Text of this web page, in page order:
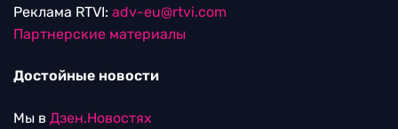
Реклама RTVI: adv-eu@rtvi.com
Партнерские материалы
Достойные новости
Мы в Дзен.Новостях